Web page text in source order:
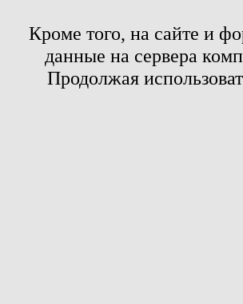
Кроме того, на сайте и
данные на сервера
Продолжая